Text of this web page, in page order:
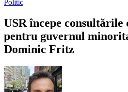
Politic
USR începe
pentru guvernul
Dominic Fritz